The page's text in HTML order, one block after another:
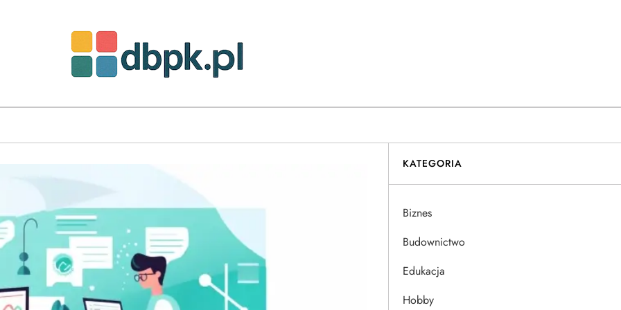
KATEGORIA
Biznes
Budownictwo
Edukacja
Hobby